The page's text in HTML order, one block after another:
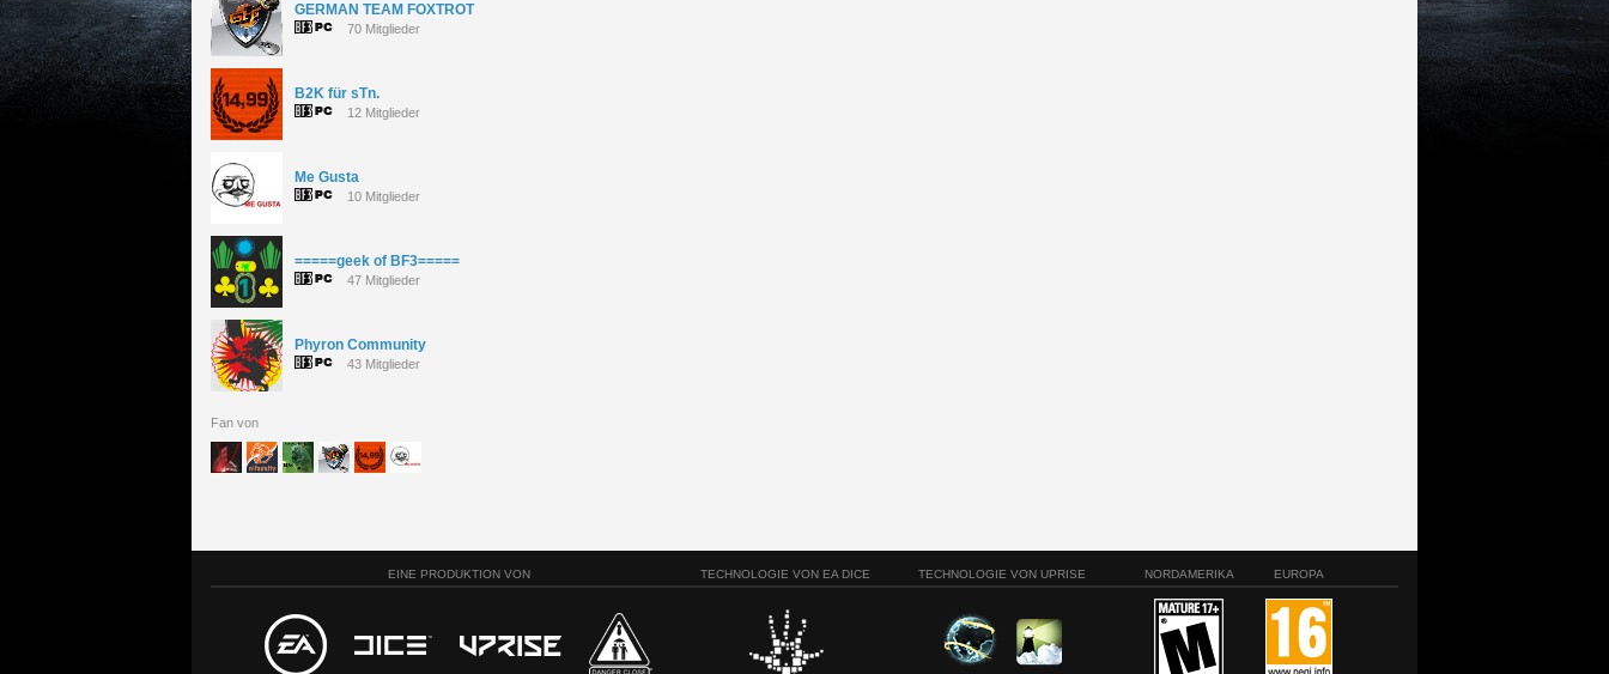
GERMAN TEAM FOXTROT
70 Mitglieder
B2K für sTn.
12 Mitglieder
Me Gusta
10 Mitglieder
=====geek of BF3=====
47 Mitglieder
Phyron Community
43 Mitglieder
Fan von
EINE PRODUKTION VON TECHNOLOGIE VON EA DICE TECHNOLOGIE VON UPRISE NORDAMERIKA EUROPA